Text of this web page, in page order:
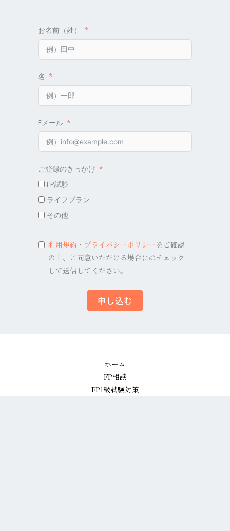
お名前（姓）
名
Eメール
ご登録のきっかけ
FP試験
ライフプラン
その他
利用規約 ・ プライバシーポリシー をご確認
の上、ご同意いただける場合にはチェック
して送信してください。
申し込む
ホーム
FP相談
FP1級試験対策